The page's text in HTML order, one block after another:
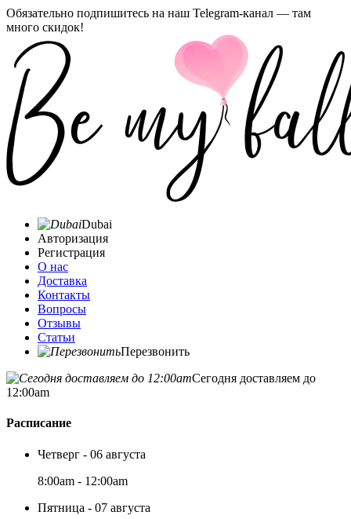
Обязательно подпишитесь на наш Telegram-канал — там
много скидок!
Dubai
Авторизация
Регистрация
О нас
Доставка
Контакты
Вопросы
Отзывы
Статьи
Перезвонить
Сегодня доставляем до
12:00am
Расписание
Четверг - 06 августа
8:00am - 12:00am
Пятница - 07 августа